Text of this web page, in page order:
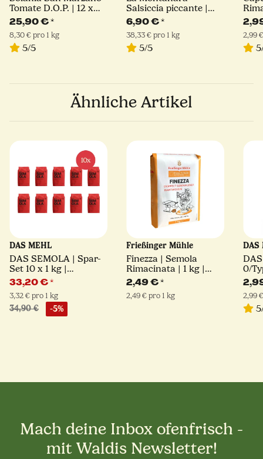
Tomate D.O.P. | 12 x
400 g
25,90 €*
8,30 € pro 1 kg
5/5
Salsiccia piccante |
180 g
6,90 €*
38,33 € pro 1 kg
5/5
2,99
Ähnliche Artikel
DAS MEHL
DAS SEMOLA | Spar-
Set 10 x 1 kg |
Hartweizengrieß
33,20 €*
3,32 € pro 1 kg
34,90 € -5%
Frießinger Mühle
Finezza | Semola
Rimacinata | 1 kg |
Frießinger Mühle
2,49 €*
2,49 € pro 1 kg
DAS
0/
2,99
Mach deine Inbox ofenfrisch -
mit Waldis Newsletter!